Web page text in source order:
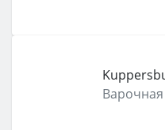
Варочная